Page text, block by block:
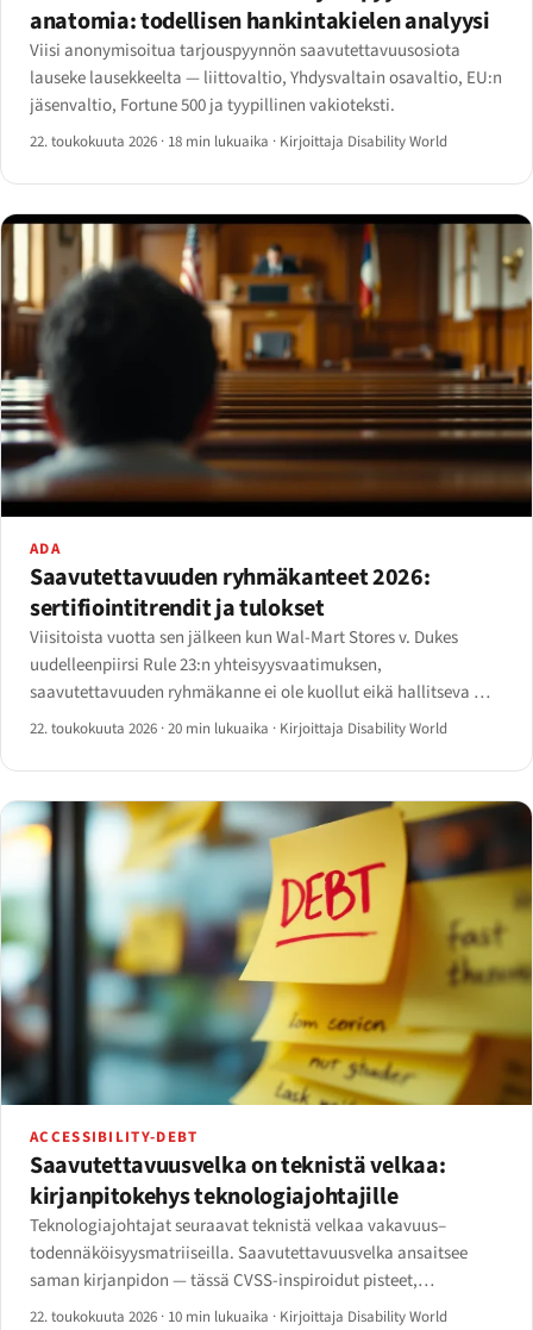
anatomia: todellisen hankintakielen analyysi
Viisi anonymisoitua tarjouspyynnön saavutettavuusosiota
lauseke lausekkeelta — liittovaltio, Yhdysvaltain osavaltio, EU:n
jäsenvaltio, Fortune 500 ja tyypillinen vakioteksti.
22. toukokuuta 2026 · 18 min lukuaika · Kirjoittaja Disability World
ADA
Saavutettavuuden ryhmäkanteet 2026:
sertifiointitrendit ja tulokset
Viisitoista vuotta sen jälkeen kun Wal-Mart Stores v. Dukes
uudelleenpiirsi Rule 23:n yhteisyysvaatimuksen,
saavutettavuuden ryhmäkanne ei ole kuollut eikä hallitseva —
se on hitaasti elpyvä väline.
22. toukokuuta 2026 ·20 min lukuaika · Kirjoittaja Disability World
ACCESSIBILITY-DEBT
Saavutettavuusvelka on teknistä velkaa:
kirjanpitokehys teknologiajohtajille
Teknologiajohtajat seuraavat teknistä velkaa vakavuus–
todennäköisyysmatriiseilla. Saavutettavuusvelka ansaitsee
saman kirjanpidon — tässä CVSS-inspiroidut pisteet,
kustannusarvio, portfolionäkymä ja neljännesvuosittainen
22. toukokuuta 2026 · 10 min lukuaika · Kirjoittaja Disability World